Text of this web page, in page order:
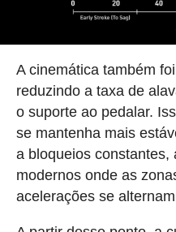
A cinemática também
reduzindo a taxa de
o suporte ao pedalar.
se mantenha mais
a bloqueios constantes,
modernos onde as
acelerações se